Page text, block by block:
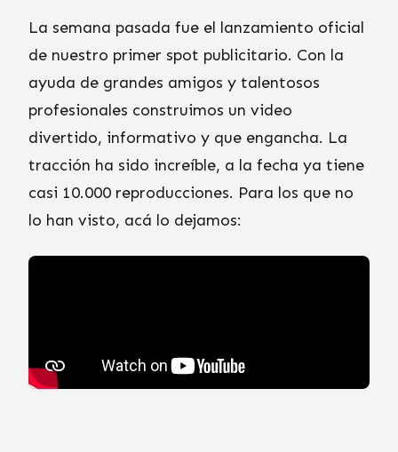
La semana pasada fue el lanzamiento oficial
de nuestro primer spot publicitario. Con la
ayuda de grandes amigos y talentosos
profesionales construimos un video
divertido, informativo y que engancha. La
tracción ha sido increíble, a la fecha ya tiene
casi 10.000 reproducciones. Para los que no
lo han visto, acá lo dejamos: